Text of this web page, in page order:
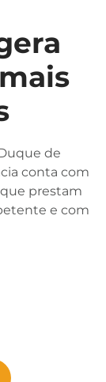
de
conta com
prestam
e com